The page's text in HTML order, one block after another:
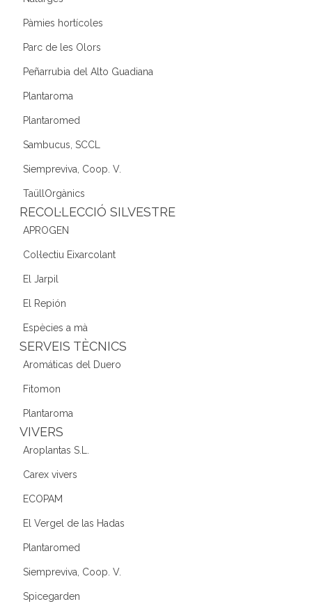
Pàmies hortícoles
Parc de les Olors
Peñarrubia del Alto Guadiana
Plantaroma
Plantaromed
Sambucus, SCCL
Siempreviva, Coop. V.
TaüllOrgànics
RECOL·LECCIÓ SILVESTRE
APROGEN
Col·lectiu Eixarcolant
El Jarpil
El Repión
Espècies a mà
SERVEIS TÈCNICS
Aromáticas del Duero
Fitomon
Plantaroma
VIVERS
Aroplantas S.L.
Carex vivers
ECOPAM
El Vergel de las Hadas
Plantaromed
Siempreviva, Coop. V.
Spicegarden